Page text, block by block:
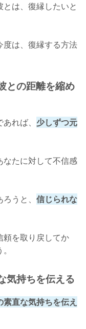
とは、復縁したいと
度は、復縁する方法
との距離を縮め
れば、 少しずつ元
なたに対して不信感
うと、 信じられな
頼を取り戻してか
気持ちを伝える
素直な気持ちを伝え